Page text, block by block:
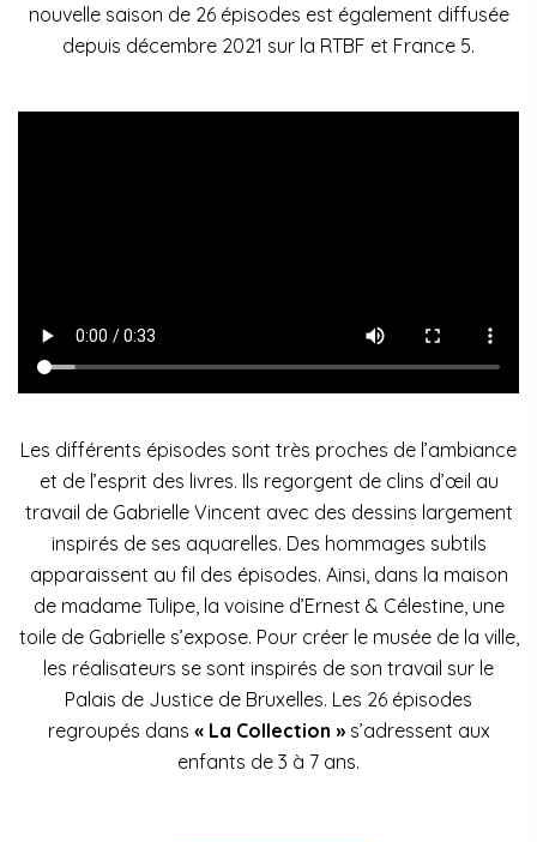
nouvelle saison de 26 épisodes est également diffusée
depuis décembre 2021 sur la RTBF et France 5.
Les différents épisodes sont très proches de l’ambiance
et de l’esprit des livres. Ils regorgent de clins d’œil au
travail de Gabrielle Vincent avec des dessins largement
inspirés de ses aquarelles. Des hommages subtils
apparaissent au fil des épisodes. Ainsi, dans la maison
de madame Tulipe, la voisine d’Ernest & Célestine, une
toile de Gabrielle s’expose. Pour créer le musée de la ville,
les réalisateurs se sont inspirés de son travail sur le
Palais de Justice de Bruxelles. Les 26 épisodes
regroupés dans « La Collection »s’adressent aux
enfants de 3 à 7 ans.